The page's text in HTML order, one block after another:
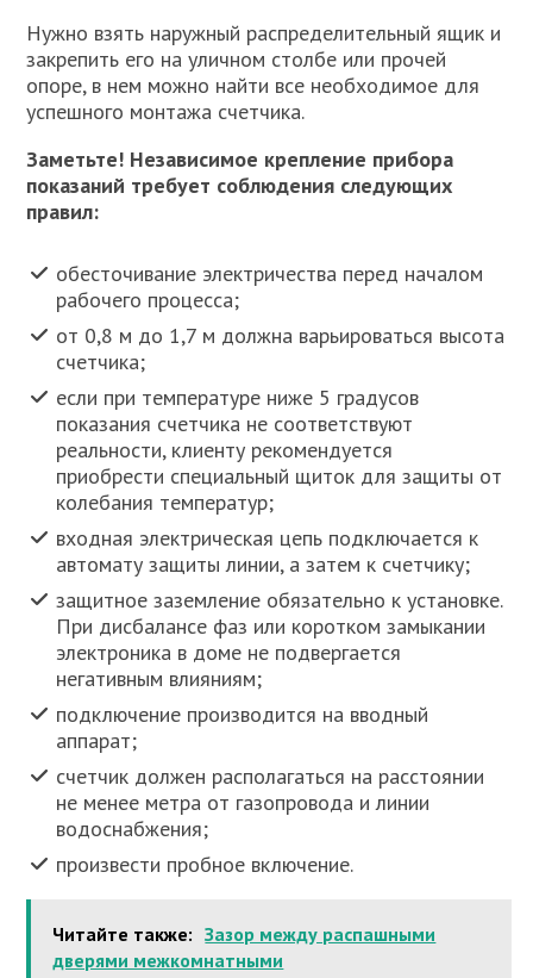
Нужно взять наружный распределительный ящик и
закрепить его на уличном столбе или прочей
опоре, в нем можно найти все необходимое для
успешного монтажа счетчика.
Заметьте! Независимое крепление прибора
показаний требует соблюдения следующих
правил:
обесточивание электричества перед началом
рабочего процесса;
от 0,8 м до 1,7 м должна варьироваться высота
счетчика;
если при температуре ниже 5 градусов
показания счетчика не соответствуют
реальности, клиенту рекомендуется
приобрести специальный щиток для защиты от
колебания температур;
входная электрическая цепь подключается к
автомату защиты линии, а затем к счетчику;
защитное заземление обязательно к установке.
При дисбалансе фаз или коротком замыкании
электроника в доме не подвергается
негативным влияниям;
подключение производится на вводный
аппарат;
счетчик должен располагаться на расстоянии
не менее метра от газопровода и линии
водоснабжения;
произвести пробное включение.
Читайте также: Зазор между распашными
дверями межкомнатными